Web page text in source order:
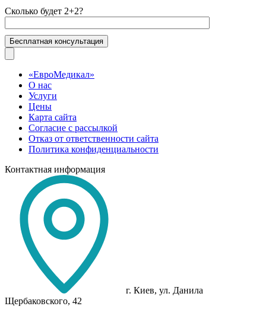
Сколько будет 2+2?
«ЕвроМедикал»
О нас
Услуги
Цены
Карта сайта
Согласие с рассылкой
Отказ от ответственности сайта
Политика конфиденциальности
Контактная информация
г. Киев, ул. Данила
Щербаковского, 42